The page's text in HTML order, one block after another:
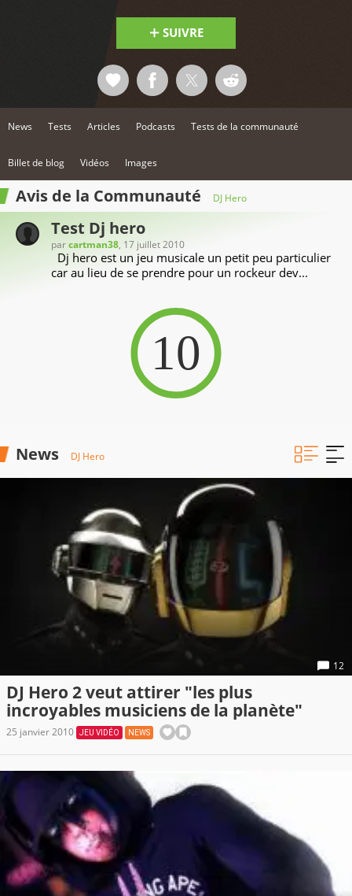
SUIVRE
News Tests Articles Podcasts Tests de la communauté
Billet de blog Vidéos Images
Avis de la Communauté DJ Hero
Test Dj hero
parcartman38, 17 juillet 2010
Dj hero est un jeu musicale un petit peu particulier
car au lieu de se prendre pour un rockeur dev...
10
News DJ Hero
12
DJ Hero 2 veut attirer "les plus
incroyables musiciens de la planète"
25 janvier 2010 JEU VIDÉO NEWS